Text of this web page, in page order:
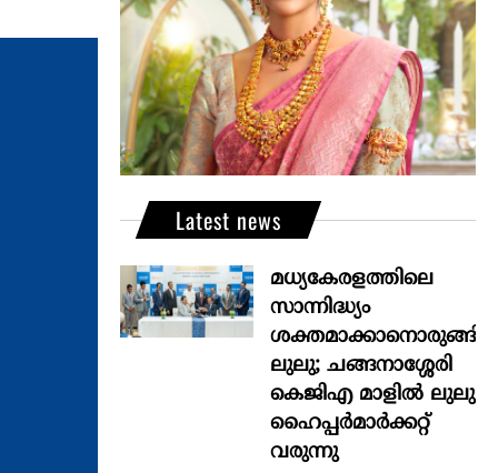
Latest news
മധ്യകേരളത്തിലെ
സാന്നിദ്ധ്യം
ശക്തമാക്കാനൊരുങ്ങി
ലുലു; ചങ്ങനാശ്ശേരി
കെജിഎ മാളിൽ ലുലു
ഹൈപ്പർമാർക്കറ്റ്
വരുന്നു